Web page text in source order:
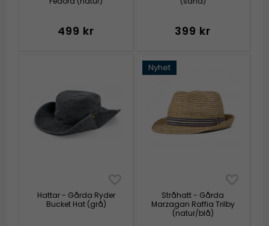
499 kr 399 kr
Hattar - Gårda Ryder
Bucket Hat (grå)
Nyhet
Stråhatt - Gårda
Marzagan Raffia Trilby
(natur/blå)